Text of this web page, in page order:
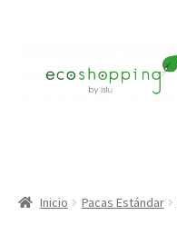
Inicio Pacas Estándar